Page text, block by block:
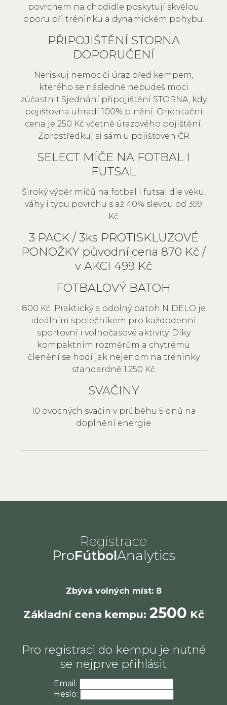
povrchem na chodidle poskytují skvělou
oporu při tréninku a dynamickém pohybu.
PŘIPOJIŠTĚNÍ STORNA
DOPORUČENÍ
Neriskuj nemoc či úraz před kempem,
kterého se následně nebudeš moci
zúčastnit.Sjednání připojištění STORNA, kdy
pojišťovna uhradí 100% plnění. Orientační
cena je 250 Kč včetně úrazového pojištění.
Zprostředkuj si sám u pojišťoven ČR
SELECT MÍČE NA FOTBAL I
FUTSAL
Široký výběr míčů na fotbal i futsal dle věku,
váhy i typu povrchu s až 40% slevou od 399
Kč
3 PACK / 3ks PROTISKLUZOVÉ
PONOŽKY původní cena 870 Kč /
v AKCI 499 Kč
FOTBALOVÝ BATOH
800 Kč .Praktický a odolný batoh NIDELO je
ideálním společníkem pro každodenní
sportovní i volnočasové aktivity. Díky
kompaktním rozměrům a chytrému
členění se hodí jak nejenom na tréninky
standardně 1.250 Kč
SVAČINY
10 ovocných svačin v průběhu 5 dnů na
doplnění energie
Registrace
ProFútbolAnalytics
Zbývá volných míst: 8
Základní cena kempu: 2500 Kč
Pro registraci do kempu je nutné
se nejprve přihlásit
Email:
Heslo: